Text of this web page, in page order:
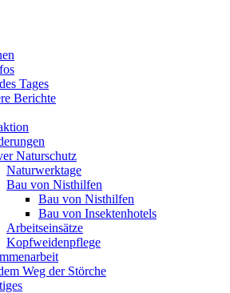
Tages
Berichte
Naturschutz
Naturwerktage
Bau von Nisthilfen
Bau von Nisthilfen
Bau von Insektenhotels
Arbeitseinsätze
Kopfweidenpflege
Weg der Störche